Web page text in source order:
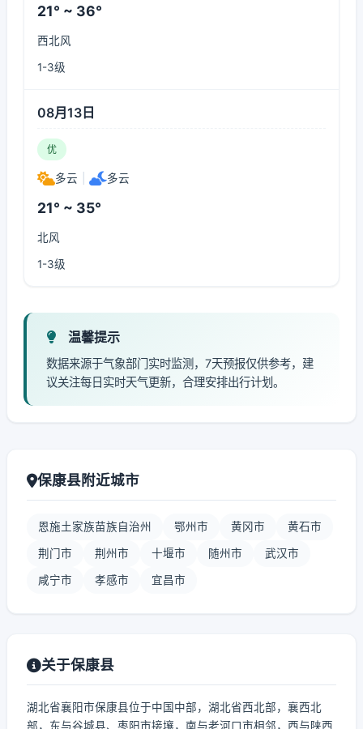
21° ~ 36°
西北风
1-3级
08月13日
优
多云 多云
21° ~ 35°
北风
1-3级
温馨提示
数据来源于气象部门实时监测，7天预报仅供参考，建
议关注每日实时天气更新，合理安排出行计划。
保康县附近城市
恩施土家族苗族自治州 鄂州市 黄冈市 黄石市
荆门市 荆州市 十堰市 随州市 武汉市
咸宁市 孝感市 宜昌市
关于保康县
湖北省襄阳市保康县位于中国中部，湖北省西北部，襄西北
部，东与谷城县、枣阳市接壤，南与老河口市相邻，西与陕西